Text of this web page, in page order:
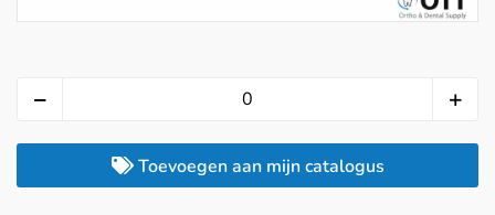
Toevoegen aan mijn catalogus